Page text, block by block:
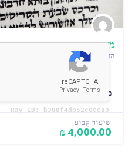
משה
הגעה חדשה
מגילת אסתר מהודרת ספרדי
שיעור קָבוּעַ
4,000.00 ₪